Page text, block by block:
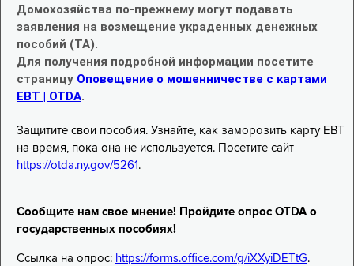
Домохозяйства по-прежнему могут подавать
заявления на возмещение украденных денежных
пособий (TA).
Для получения подробной информации посетите
страницу Оповещение о мошенничестве с картами
EBT | OTDA.
Защитите свои пособия. Узнайте, как заморозить карту EBT
на время, пока она не используется. Посетите сайт
https://otda.ny.gov/5261 .
Сообщите нам свое мнение! Пройдите опрос OTDA о
государственных пособиях!
Ссылка на опрос: https://forms.office.com/g/iXXyiDETtG.